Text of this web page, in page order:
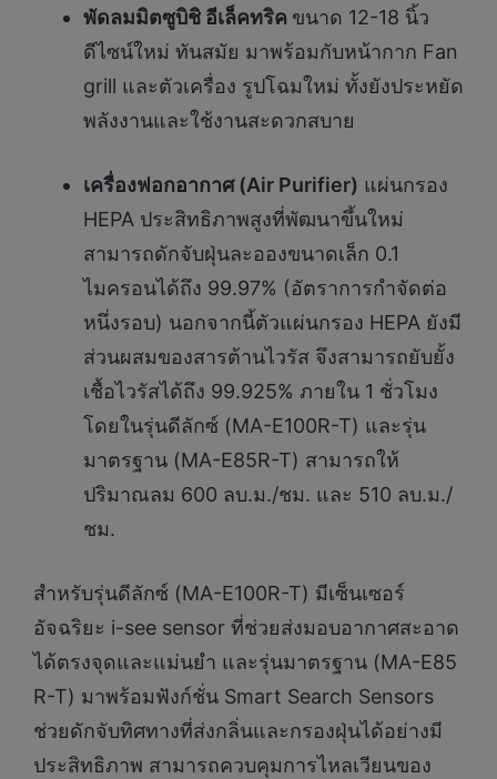
พัดลมมิตซูบิชิ อีเล็คทริค ขนาด 12-18 นิ้ว
ดีไซน์ใหม่ ทันสมัย มาพร้อมกับหน้ากาก Fan
grill และตัวเครื่อง รูปโฉมใหม่ ทั้งยังประหยัด
พลังงานและใช้งานสะดวกสบาย
เครื่องฟอกอากาศ (Air Purifier) แผ่นกรอง
HEPA ประสิทธิภาพสูงที่พัฒนาขึ้นใหม่
สามารถดักจับฝุ่นละอองขนาดเล็ก 0.1
ไมครอนได้ถึง 99.97% (อัตราการกำจัดต่อ
หนึ่งรอบ) นอกจากนี้ตัวแผ่นกรอง HEPA ยังมี
ส่วนผสมของสารต้านไวรัส จึงสามารถยับยั้ง
เชื้อไวรัสได้ถึง 99.925% ภายใน 1 ชั่วโมง
โดยในรุ่นดีลักซ์ (MA-E100R-T) และรุ่น
มาตรฐาน (MA-E85R-T) สามารถให้
ปริมาณลม 600 ลบ.ม./ชม. และ 510 ลบ.ม./
ชม.
สำหรับรุ่นดีลักซ์ (MA-E100R-T) มีเซ็นเซอร์
อัจฉริยะ i-see sensor ที่ช่วยส่งมอบอากาศสะอาด
ได้ตรงจุดและแม่นยำ และรุ่นมาตรฐาน (MA-E85
R-T) มาพร้อมฟังก์ชั่น Smart Search Sensors
ช่วยดักจับทิศทางที่ส่งกลิ่นและกรองฝุ่นได้อย่างมี
ประสิทธิภาพ สามารถควบคุมการไหลเวียนของ